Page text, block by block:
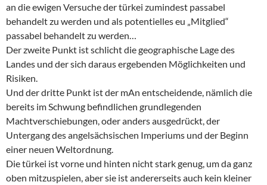
an die ewigen Versuche der türkei zumindest passabel
behandelt zu werden und als potentielles eu „Mitglied“
passabel behandelt zu werden…
Der zweite Punkt ist schlicht die geographische Lage des
Landes und der sich daraus ergebenden Möglichkeiten und
Risiken.
Und der dritte Punkt ist der mAn entscheidende, nämlich die
bereits im Schwung befindlichen grundlegenden
Machtverschiebungen, oder anders ausgedrückt, der
Untergang des angelsächsischen Imperiums und der Beginn
einer neuen Weltordnung.
Die türkei ist vorne und hinten nicht stark genug, um da ganz
oben mitzuspielen, aber sie ist andererseits auch kein kleiner